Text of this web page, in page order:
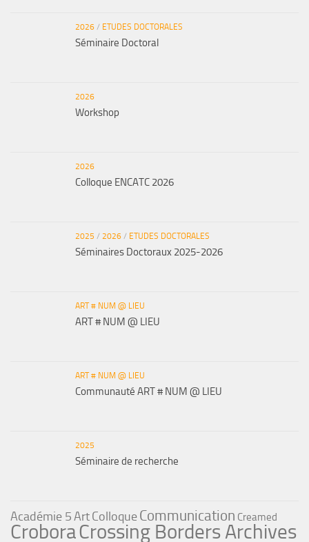
2026 / ETUDES DOCTORALES
Séminaire Doctoral
2026
Workshop
2026
Colloque ENCATC 2026
2025 / 2026 / ETUDES DOCTORALES
Séminaires Doctoraux 2025-2026
ART # NUM @ LIEU
ART # NUM @ LIEU
ART # NUM @ LIEU
Communauté ART # NUM @ LIEU
2025
Séminaire de recherche
Académie 5ArtColloqueCommunication Creamed
CroboraCrossing Borders Archives